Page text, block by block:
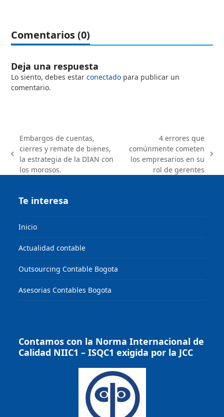
Comentarios (0)
Deja una respuesta
Lo siento, debes estarconectado para publicar un
comentario.
previous
post:
Embargos de cuentas,
cierres y remate de bienes,
la estrategia de la DIAN con
los morosos.
next
4 errores que
comúnmente cometen
los empresarios en su
rol de gerentes
Te interesa
Inicio
Actualidad contable
Outsourcing Contable Bogota
Asesorias Contables Bogota
Contamos con la Norma Internacional de
Calidad NIIC1 – ISQC1 exigida por la JCC